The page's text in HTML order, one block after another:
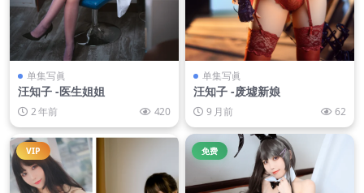
单集写眞
汪知子 -医生姐姐
2 年前 420
单集写眞
汪知子 -废墟新娘
9 月前 62
VIP 免费